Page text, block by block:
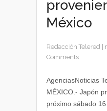
México
Redacción Telered
Comments
AgenciasNoticias
MÉXICO.- Japón
próximo sábado